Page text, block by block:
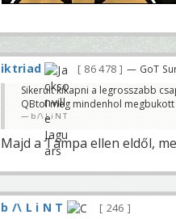
iktriad 86 478 — GoT
Sikerult kikapni a legrosszabb
QBtol meg mindenhol
b /\ L i N T
Majd a Tampa ellen eldől,
b /\ L i N T 246